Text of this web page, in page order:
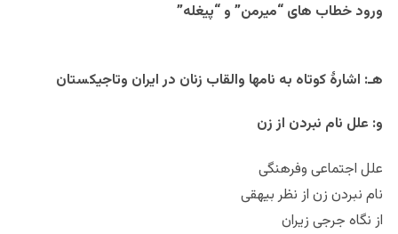
ورود خطاب های “میرمن” و “پیغله”
هـ: اشارۀ کوتاه به نامها والقاب زنان در ایران وتاجیکستان
و: علل نام نبردن از زن
علل اجتماعی وفرهنگی
نام نبردن زن از نظر بیهقی
از نگاه جرجی زیران